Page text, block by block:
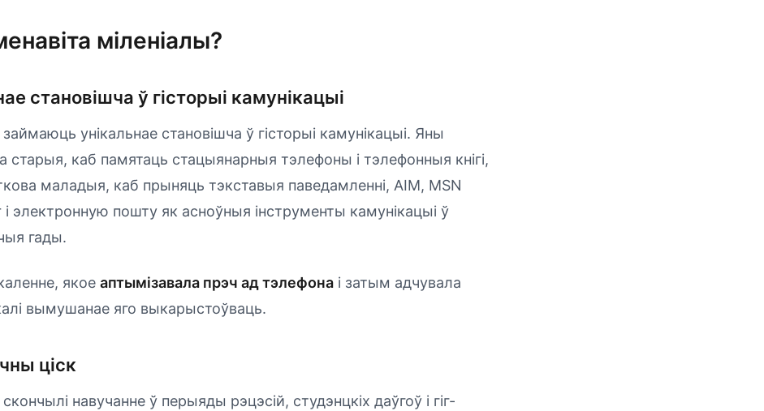
міленіалы?
становішча ў гісторыі камунікацыі
унікальнае становішча ў гісторыі камунікацыі. Яны
старыя, каб памятаць стацыянарныя тэлефоны і тэлефонныя кнігі,
маладыя, каб прыняць тэкставыя паведамленні, AIM, MSN
і электронную пошту як асноўныя інструменты камунікацыі ў
гады.
якое аптымізавала прэч ад тэлефона і затым адчувала
вымушанае яго выкарыстоўваць.
ціск
навучанне ў перыяды рэцэсій, студэнцкіх даўгоў і гіг-